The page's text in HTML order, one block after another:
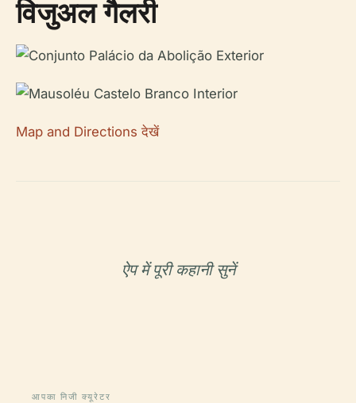
विजुअल गैलरी
Map and Directions देखें
ऐप में पूरी कहानी सुनें
आपका निजी क्यूरेटर